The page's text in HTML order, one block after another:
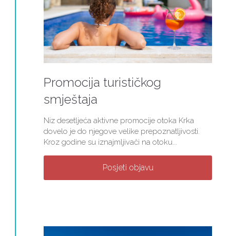
Promocija turističkog
smještaja
Niz desetljeća aktivne promocije otoka Krka
dovelo je do njegove velike prepoznatljivosti.
Kroz godine su iznajmljivači na otoku...
Posjeti objavu